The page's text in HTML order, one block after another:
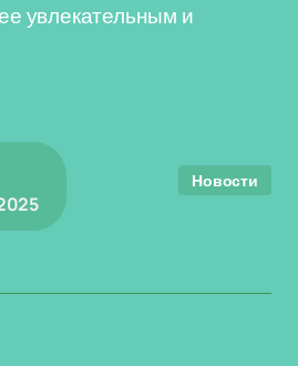
увлекательным и
Новости